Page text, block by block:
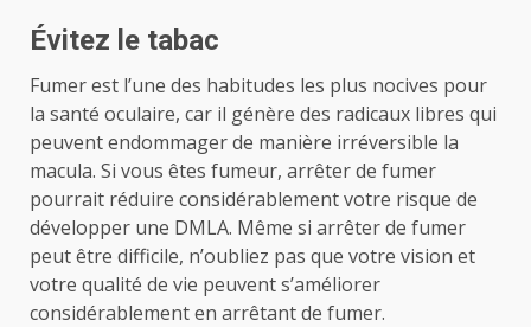
Évitez le tabac
Fumer est l’une des habitudes les plus nocives pour
la santé oculaire, car il génère des radicaux libres qui
peuvent endommager de manière irréversible la
macula. Si vous êtes fumeur, arrêter de fumer
pourrait réduire considérablement votre risque de
développer une DMLA. Même si arrêter de fumer
peut être difficile, n’oubliez pas que votre vision et
votre qualité de vie peuvent s’améliorer
considérablement en arrêtant de fumer.